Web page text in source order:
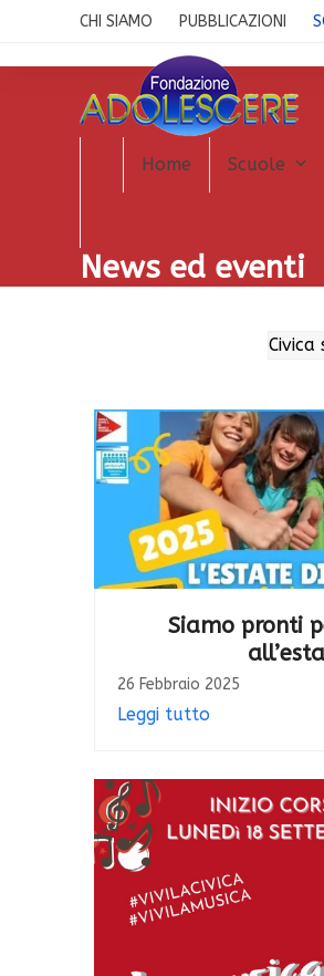
content
CHI SIAMO PUBBLICAZIONI
Home Scuole
News ed eventi
Civica
Siamo pronti
26 Febbraio 2025
Leggi tutto